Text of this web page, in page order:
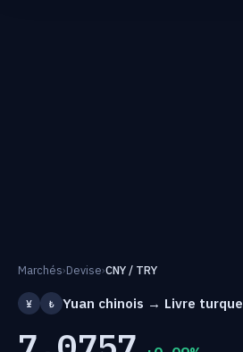
Marchés›Devise›CNY / TRY
¥ ₺ Yuan chinois → Livre turque